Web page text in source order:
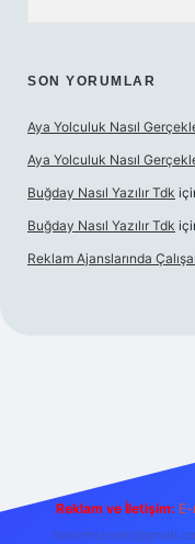
SON YORUMLAR
Aya Yolculuk Nasıl
Aya Yolculuk Nasıl
Buğday Nasıl Yazılır Tdk
Buğday Nasıl Yazılır Tdk
Reklam Ajanslarında
Reklam ve İletişim: